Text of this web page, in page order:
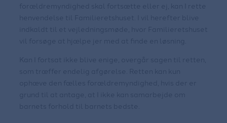
forældremyndighed skal fortsætte eller ej, kan I rette
henvendelse til Familieretshuset. I vil herefter blive
indkaldt til et vejledningsmøde, hvor Familieretshuset
vil forsøge at hjælpe jer med at finde en løsning.
Kan I fortsat ikke blive enige, overgår sagen til retten,
som træffer endelig afgørelse. Retten kan kun
ophæve den fælles forældremyndighed, hvis der er
grund til at antage, at I ikke kan samarbejde om
barnets forhold til barnets bedste.